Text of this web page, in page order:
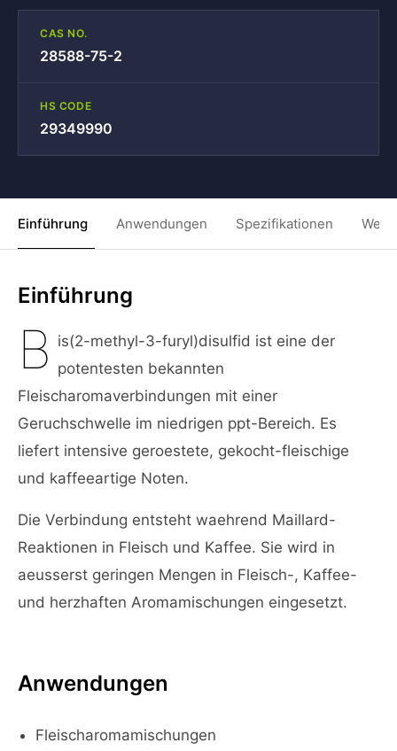
CAS NO.
28588-75-2
HS CODE
29349990
Einführung Anwendungen Spezifikationen
Einführung
B is(2-methyl-3-furyl)disulfid ist eine der
potentesten bekannten
Fleischaromaverbindungen mit einer
Geruchschwelle im niedrigen ppt-Bereich. Es
liefert intensive geroestete, gekocht-fleischige
und kaffeeartige Noten.
Die Verbindung entsteht waehrend Maillard-
Reaktionen in Fleisch und Kaffee. Sie wird in
aeusserst geringen Mengen in Fleisch-, Kaffee-
und herzhaften Aromamischungen eingesetzt.
Anwendungen
Fleischaromamischungen